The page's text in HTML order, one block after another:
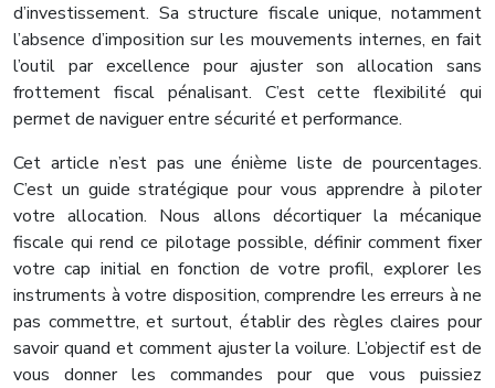
d’investissement. Sa structure fiscale unique, notamment
l’absence d’imposition sur les mouvements internes, en fait
l’outil par excellence pour ajuster son allocation sans
frottement fiscal pénalisant. C’est cette flexibilité qui
permet de naviguer entre sécurité et performance.
Cet article n’est pas une énième liste de pourcentages.
C’est un guide stratégique pour vous apprendre à piloter
votre allocation. Nous allons décortiquer la mécanique
fiscale qui rend ce pilotage possible, définir comment fixer
votre cap initial en fonction de votre profil, explorer les
instruments à votre disposition, comprendre les erreurs à ne
pas commettre, et surtout, établir des règles claires pour
savoir quand et comment ajuster la voilure. L’objectif est de
vous donner les commandes pour que vous puissiez